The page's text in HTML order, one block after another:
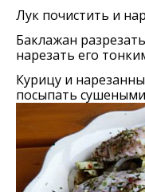
Лук почистить и
Баклажан
нарезать его
Курицу и
посыпать